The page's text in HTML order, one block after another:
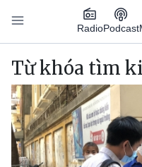
Nhảy đến nội dung
RadioPodcast
Main navigation
Từ khóa tìm